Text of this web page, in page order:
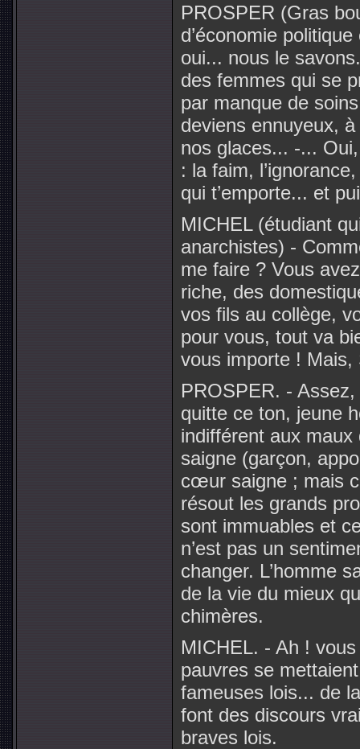
PROSPER (Gras
d’économie
oui... nous le
des femmes qui se
par manque de
deviens ennuyeux,
nos glaces... -...
: la faim,
qui t’emporte... et
MICHEL (étudiant
anarchistes) -
me faire ? Vous
riche, des
vos fils au collège,
pour vous, tout va
vous importe !
PROSPER. -
quitte ce ton, jeune
indifférent aux
saigne (garçon,
cœur saigne ; mais
résout les grands
sont immuables et
n’est pas un
changer. L’homme
de la vie du mieux
chimères.
MICHEL. - Ah !
pauvres se
fameuses lois... de
font des discours
braves lois.